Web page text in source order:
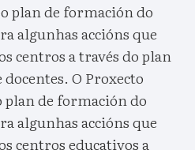
plan de formación do
algunhas accións que
centros a través do plan
O Proxecto
plan de formación do
algunhas accións que
centros educativos a